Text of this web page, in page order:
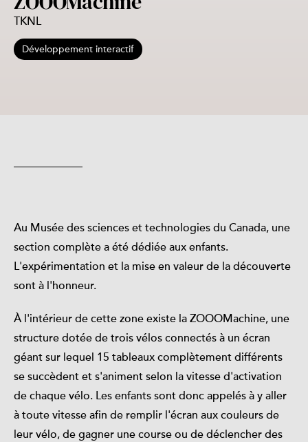
TKNL
Développement interactif
Au Musée des sciences et technologies du Canada, une
section complète a été dédiée aux enfants.
L'expérimentation et la mise en valeur de la découverte
sont à l'honneur.
À l'intérieur de cette zone existe la ZOOOMachine, une
structure dotée de trois vélos connectés à un écran
géant sur lequel 15 tableaux complètement différents
se succèdent et s'animent selon la vitesse d'activation
de chaque vélo. Les enfants sont donc appelés à y aller
à toute vitesse afin de remplir l'écran aux couleurs de
leur vélo, de gagner une course ou de déclencher des